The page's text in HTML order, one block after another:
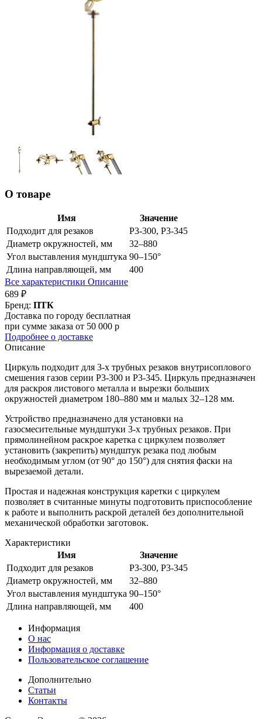
О товаре
Имя
Значение
Подходит для резаков
Р3-300, P3-345
Диаметр окружностей, мм
32–880
Угол выставления мундштука 90–150°
Длина направляющей, мм
400
Все характеристики Описание
689 ₽
Бренд: ПТК
Доставка по городу бесплатная
при сумме заказа от 50 000 р
Подробнее о доставке
Описание
Циркуль подходит для 3-х трубных резаков внутрисоплового
смешения газов серии Р3-300 и P3-345. Циркуль предназначен
для раскроя листового металла и вырезки больших
окружностей диаметром 180–880 мм и малых 32–128 мм.
Устройство предназначено для установки на
газосмесительные мундштуки 3-х трубных резаков. При
прямолинейном раскрое каретка с циркулем позволяет
установить (закрепить) мундштук резака под любым
необходимым углом (от 90° до 150°) для снятия фаски на
вырезаемой детали.
Простая и надежная конструкция каретки с циркулем
позволяет в считанные минуты подготовить приспособление
к работе и выполнить раскрой деталей без дополнительной
механической обработки заготовок.
Характеристики
Имя
Значение
Подходит для резаков
Р3-300, P3-345
Диаметр окружностей, мм
32–880
Угол выставления мундштука 90–150°
Длина направляющей, мм
400
Информация
О нас
Информация о доставке
Пользовательское соглашение
Дополнительно
Статьи
Контакты